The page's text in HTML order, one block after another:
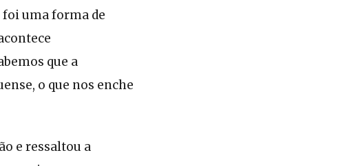
uma forma de
que a
o que nos enche
e ressaltou a